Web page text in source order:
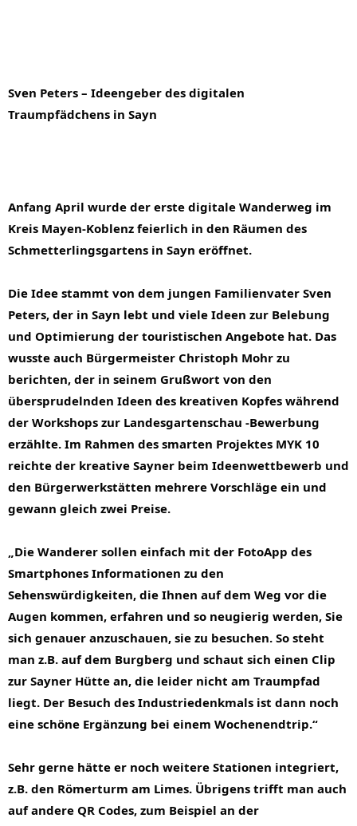
Sven Peters – Ideengeber des digitalen
Traumpfädchens in Sayn
Anfang April wurde der erste digitale Wanderweg im
Kreis Mayen-Koblenz feierlich in den Räumen des
Schmetterlingsgartens in Sayn eröffnet.
Die Idee stammt von dem jungen Familienvater Sven
Peters, der in Sayn lebt und viele Ideen zur Belebung
und Optimierung der touristischen Angebote hat. Das
wusste auch Bürgermeister Christoph Mohr zu
berichten, der in seinem Grußwort von den
übersprudelnden Ideen des kreativen Kopfes während
der Workshops zur Landesgartenschau -Bewerbung
erzählte. Im Rahmen des smarten Projektes MYK 10
reichte der kreative Sayner beim Ideenwettbewerb und
den Bürgerwerkstätten mehrere Vorschläge ein und
gewann gleich zwei Preise.
„Die Wanderer sollen einfach mit der FotoApp des
Smartphones Informationen zu den
Sehenswürdigkeiten, die Ihnen auf dem Weg vor die
Augen kommen, erfahren und so neugierig werden, Sie
sich genauer anzuschauen, sie zu besuchen. So steht
man z.B. auf dem Burgberg und schaut sich einen Clip
zur Sayner Hütte an, die leider nicht am Traumpfad
liegt. Der Besuch des Industriedenkmals ist dann noch
eine schöne Ergänzung bei einem Wochenendtrip.“
Sehr gerne hätte er noch weitere Stationen integriert,
z.B. den Römerturm am Limes. Übrigens trifft man auch
auf andere QR Codes, zum Beispiel an der